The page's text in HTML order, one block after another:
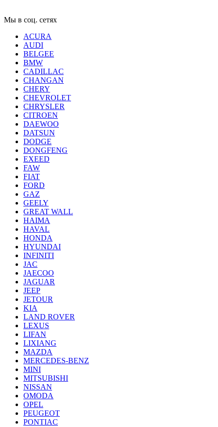
Мы в соц. сетях
ACURA
AUDI
BELGEE
BMW
CADILLAC
CHANGAN
CHERY
CHEVROLET
CHRYSLER
CITROEN
DAEWOO
DATSUN
DODGE
DONGFENG
EXEED
FAW
FIAT
FORD
GAZ
GEELY
GREAT WALL
HAIMA
HAVAL
HONDA
HYUNDAI
INFINITI
JAC
JAECOO
JAGUAR
JEEP
JETOUR
KIA
LAND ROVER
LEXUS
LIFAN
LIXIANG
MAZDA
MERCEDES-BENZ
MINI
MITSUBISHI
NISSAN
OMODA
OPEL
PEUGEOT
PONTIAC